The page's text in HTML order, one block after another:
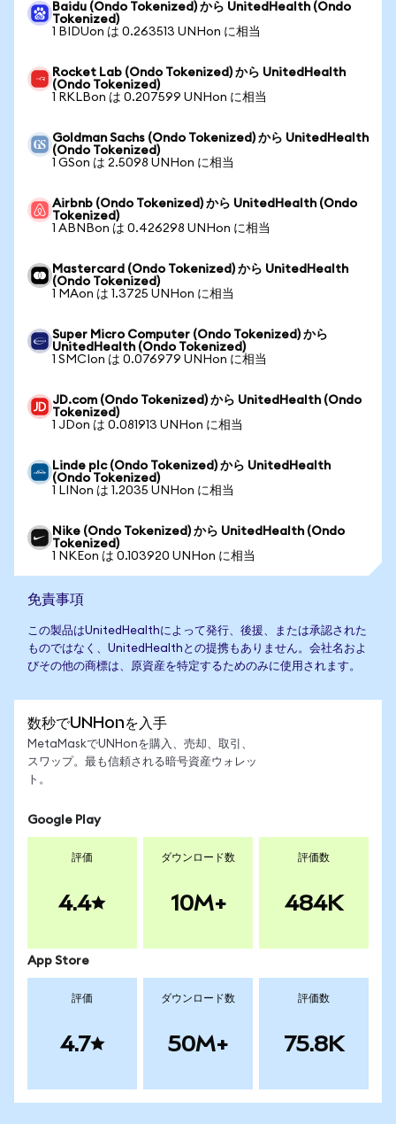
Baidu (Ondo Tokenized) から UnitedHealth (Ondo
Tokenized)
1 BIDUon は 0.263513 UNHon に相当
Rocket Lab (Ondo Tokenized) から UnitedHealth
(Ondo Tokenized)
1 RKLBon は 0.207599 UNHon に相当
Goldman Sachs (Ondo Tokenized) から UnitedHealth
(Ondo Tokenized)
1 GSon は 2.5098 UNHon に相当
Airbnb (Ondo Tokenized) から UnitedHealth (Ondo
Tokenized)
1 ABNBon は 0.426298 UNHon に相当
Mastercard (Ondo Tokenized) から UnitedHealth
(Ondo Tokenized)
1 MAon は 1.3725 UNHon に相当
Super Micro Computer (Ondo Tokenized) から
UnitedHealth (Ondo Tokenized)
1 SMCIon は 0.076979 UNHon に相当
JD.com (Ondo Tokenized) から UnitedHealth (Ondo
Tokenized)
1 JDon は 0.081913 UNHon に相当
Linde plc (Ondo Tokenized) から UnitedHealth
(Ondo Tokenized)
1 LINon は 1.2035 UNHon に相当
Nike (Ondo Tokenized) から UnitedHealth (Ondo
Tokenized)
1 NKEon は 0.103920 UNHon に相当
免責事項
この製品はUnitedHealthによって発行、後援、または承認された
ものではなく、UnitedHealthとの提携もありません。会社名およ
びその他の商標は、原資産を特定するためのみに使用されます。
数秒でUNHonを入手
MetaMaskでUNHonを購入、売却、取引、
スワップ。最も信頼される暗号資産ウォレッ
ト。
Google Play
評価
4.4
ダウンロード数
10M+
評価数
484K
App Store
評価
4.7
ダウンロード数
50M+
評価数
75.8K